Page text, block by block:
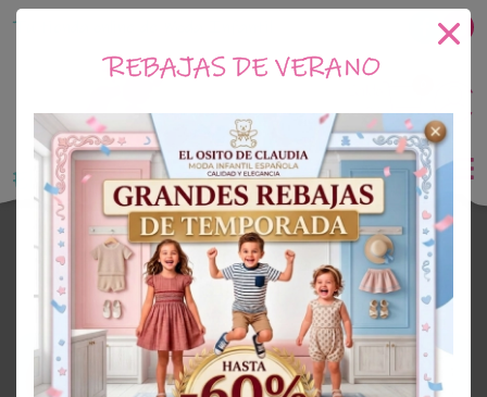
El Osito de Claudia
Tu tienda online de Moda Infantil
0€
Outlet Niña
OUTLET
60%
REBAJAS DE VERANO